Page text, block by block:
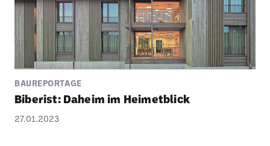
BAUREPORTAGE
Biberist: Daheim im Heimet­blick
27.01.2023